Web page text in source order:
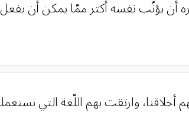
أن يؤنّب نفسه أكثر ممّا يمكن أن
وارتقت بهم اللّغة التي